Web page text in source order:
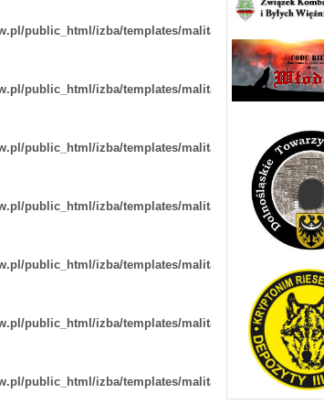
public_html/izba/templates/malita-
public_html/izba/templates/malita-
public_html/izba/templates/malita-
public_html/izba/templates/malita-
public_html/izba/templates/malita-
public_html/izba/templates/malita-
public_html/izba/templates/malita-